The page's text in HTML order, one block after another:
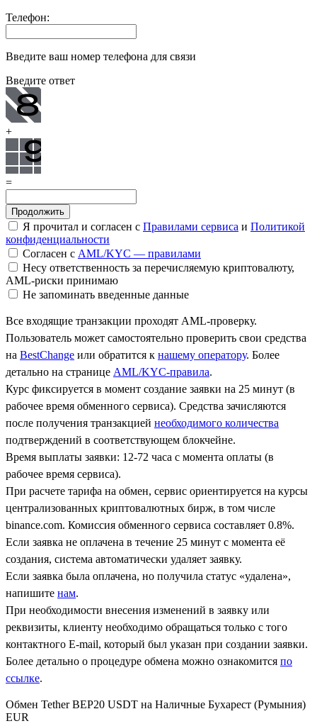
Телефон:
Введите ваш номер телефона для связи
Введите ответ
+
=
Я прочитал и согласен с Правилами сервиса и Политикой
конфиденциальности
Согласен с AML/KYC — правилами
Несу ответственность за перечисляемую криптовалюту,
AML-риски принимаю
Не запоминать введенные данные
Все входящие транзакции проходят AML-проверку.
Пользователь может самостоятельно проверить свои средства
на BestChange или обратится к нашему оператору. Более
детально на странице AML/KYC-правила.
Курс фиксируется в момент создание заявки на 25 минут (в
рабочее время обменного сервиса). Средства зачисляются
после получения транзакцией необходимого количества
подтверждений в соответствующем блокчейне.
Время выплаты заявки: 12-72 часа с момента оплаты (в
рабочее время сервиса).
При расчете тарифа на обмен, сервис ориентируется на курсы
централизованных криптовалютных бирж, в том числе
binance.com. Комиссия обменного сервиса составляет 0.8%.
Если заявка не оплачена в течение 25 минут с момента её
создания, система автоматически удаляет заявку.
Если заявка была оплачена, но получила статус «удалена»,
напишите нам.
При необходимости внесения изменений в заявку или
реквизиты, клиенту необходимо обращаться только с того
контактного Е-mail, который был указан при создании заявки.
Более детально о процедуре обмена можно ознакомится по
ссылке.
Обмен Tether BEP20 USDT на Наличные Бухарест (Румыния)
EUR